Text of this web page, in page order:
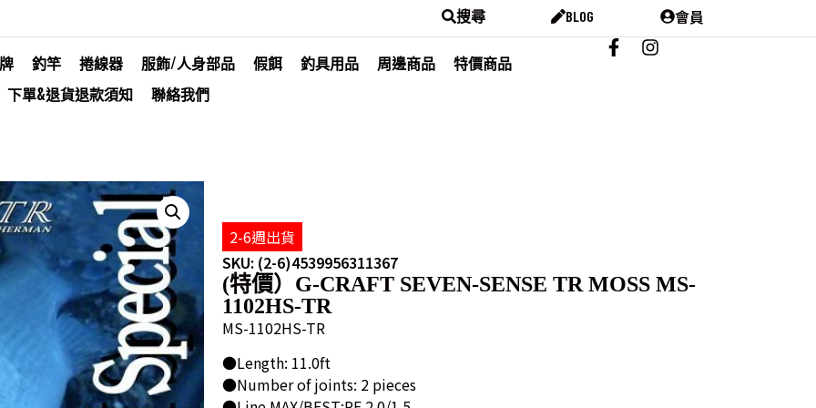
搜尋 BLOG 會員
釣竿 捲線器 服飾/人身部品 假餌 釣具用品 周邊商品
特價商品
下單&退貨退款須知
聯絡我們
2-6週出貨
SKU: (2-6)4539956311367
(特價）G-CRAFT SEVEN-SENSE TR MOSS MS-
1102HS-TR
MS-1102HS-TR
●Length: 11.0ft
●Number of joints: 2 pieces